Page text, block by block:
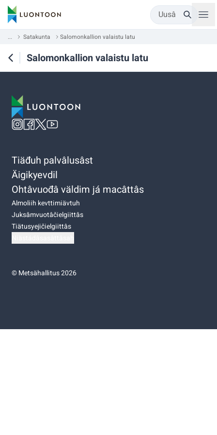
Uusâ
... Satakunta Salomonkallion valaistu latu
Salomonkallion valaistu latu
Tiäđuh palvâlusâst
Äigikyevdil
Ohtâvuođâ väldim já macâttâs
Almoliih kevttimiävtuh
Juksâmvuotâčielgiittâs
Tiätusyejičielgiittâs
©Metsähallitus 2026